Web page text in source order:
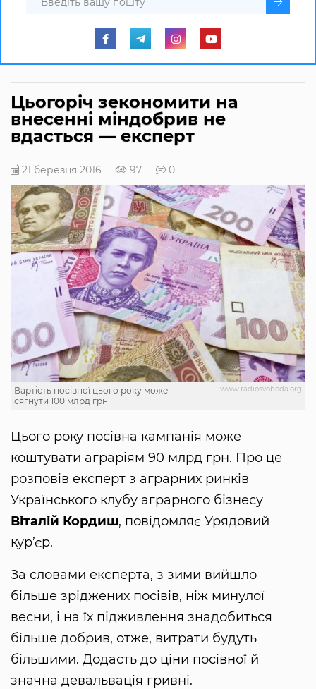
Цьогоріч зекономити на
внесенні міндобрив не
вдасться — експерт
21 березня 2016 97 0
www.radiosvoboda.org
Вартість посівної цього року може
сягнути 100 млрд грн
Цього року посівна кампанія може
коштувати аграріям 90 млрд грн. Про це
розповів експерт з аграрних ринків
Українського клубу аграрного бізнесу
Віталій Кордиш, повідомляє Урядовий
кур’єр.
За словами експерта, з зими вийшло
більше зріджених посівів, ніж минулої
весни, і на їх підживлення знадобиться
більше добрив, отже, витрати будуть
більшими. Додасть до ціни посівної й
значна девальвація гривні.